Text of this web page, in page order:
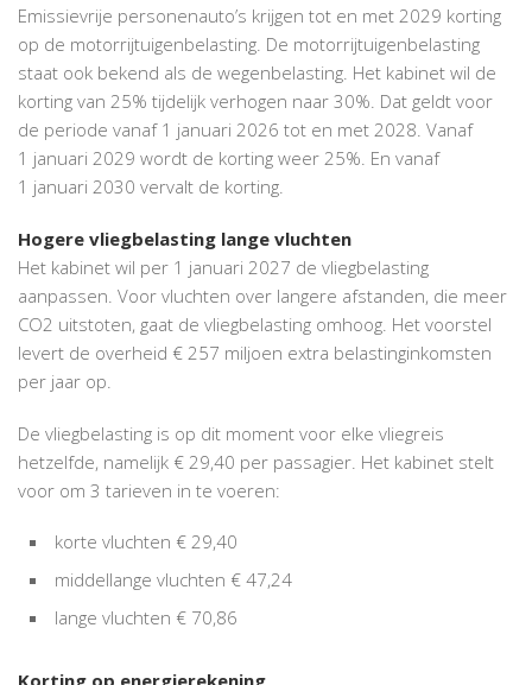
Emissievrije personenauto’s krijgen tot en met 2029 korting
op de motorrijtuigenbelasting. De motorrijtuigenbelasting
staat ook bekend als de wegenbelasting. Het kabinet wil de
korting van 25% tijdelijk verhogen naar 30%. Dat geldt voor
de periode vanaf 1 januari 2026 tot en met 2028. Vanaf
1 januari 2029 wordt de korting weer 25%. En vanaf
1 januari 2030 vervalt de korting.
Hogere vliegbelasting lange vluchten
Het kabinet wil per 1 januari 2027 de vliegbelasting
aanpassen. Voor vluchten over langere afstanden, die meer
CO2 uitstoten, gaat de vliegbelasting omhoog. Het voorstel
levert de overheid € 257 miljoen extra belastinginkomsten
per jaar op.
De vliegbelasting is op dit moment voor elke vliegreis
hetzelfde, namelijk € 29,40 per passagier. Het kabinet stelt
voor om 3 tarieven in te voeren:
korte vluchten € 29,40
middellange vluchten € 47,24
lange vluchten € 70,86
Korting op energierekening